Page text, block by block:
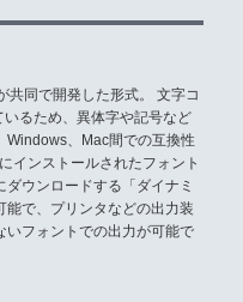
共同で開発した形式。 文字コ
るため、異体字や記号など
Windows、Mac間での互換性
インストールされたフォント
ウンロードする「ダイナミ
能で、プリンタなどの出力装
いフォントでの出力が可能で